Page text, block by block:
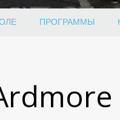
ПРОГРАММЫ